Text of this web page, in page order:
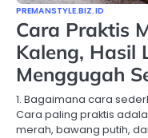
PREMANSTYLE.BIZ.ID
Cara Praktis
Kaleng, Hasil
Menggugah
1. Bagaimana cara
Cara paling praktis
merah, bawang putih,